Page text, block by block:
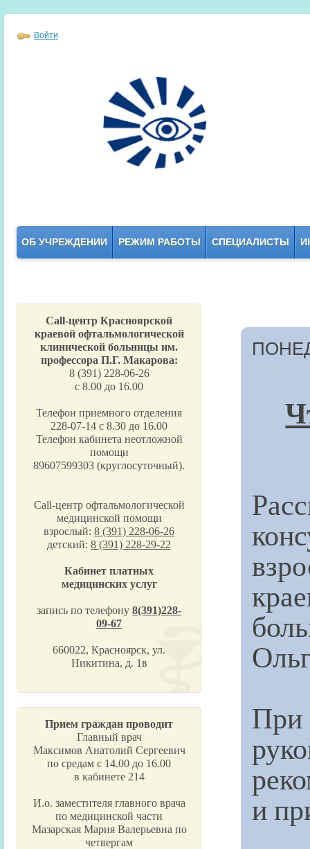
Войти
ОБ УЧРЕЖДЕНИИ РЕЖИМ РАБОТЫ СПЕЦИАЛИСТЫ
Call-центр Красноярской
краевой офтальмологической
клинической больницы им.
профессора П.Г. Макарова:
8 (391) 228-06-26
с 8.00 до 16.00
Телефон приемного отделения
228-07-14 с 8.30 до 16.00
Телефон кабинета неотложной
помощи
89607599303 (круглосуточный).
Call-центр офтальмологической
медицинской помощи
взрослый:8 (391) 228-06-26
детский:8 (391) 228-29-22
Кабинет платных
медицинских услуг
запись по телефону8(391)228-
09-67
660022, Красноярск, ул.
Никитина, д. 1в
Прием граждан проводит
Главный врач
Максимов Анатолий Сергеевич
по средам с 14.00 до 16.00
в кабинете 214
И.о. заместителя главного врача
по медицинской части
Мазарская Мария Валерьевна по
четвергам
При
и